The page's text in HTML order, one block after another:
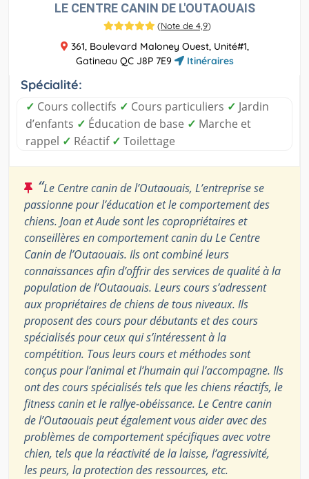
LE CENTRE CANIN DE L'OUTAOUAIS
(Note de 4,9)
361, Boulevard Maloney Ouest, Unité#1,
Gatineau QC J8P 7E9
Itinéraires
Spécialité:
✓ Cours collectifs ✓ Cours particuliers ✓ Jardin
d’enfants ✓ Éducation de base ✓ Marche et
rappel ✓ Réactif ✓ Toilettage
“Le Centre canin de l’Outaouais, L’entreprise se
passionne pour l’éducation et le comportement des
chiens. Joan et Aude sont les copropriétaires et
conseillères en comportement canin du Le Centre
Canin de l’Outaouais. Ils ont combiné leurs
connaissances afin d’offrir des services de qualité à la
population de l’Outaouais. Leurs cours s’adressent
aux propriétaires de chiens de tous niveaux. Ils
proposent des cours pour débutants et des cours
spécialisés pour ceux qui s’intéressent à la
compétition. Tous leurs cours et méthodes sont
conçus pour l’animal et l’humain qui l’accompagne. Ils
ont des cours spécialisés tels que les chiens réactifs, le
fitness canin et le rallye-obéissance. Le Centre canin
de l’Outaouais peut également vous aider avec des
problèmes de comportement spécifiques avec votre
chien, tels que la réactivité de la laisse, l’agressivité,
les peurs, la protection des ressources, etc.